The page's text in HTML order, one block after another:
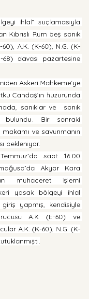
ihlal” suçlamasıyla
Kıbrıslı Rum beş sanık
60), A.K. (K-60), N.G. (K-
68) davası pazartesine
Askeri Mahkeme’ye
Candaş’ın huzurunda
sanıklar ve  sanık
bulundu. Bir sonraki
ve savunmanın
bekleniyor.
saat 16.00
Akyar Kara
muhaceret işlemi
yasak bölgeyi ihlal
giriş yapmış, kendisiyle
A.K (E-60) ve
A.K. (K-60), N.G. (K-